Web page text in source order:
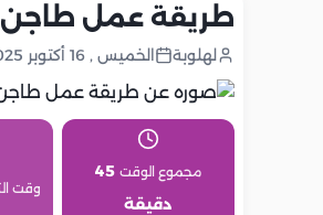
طريقة عمل طاجن
لهلوبة الخميس , 16 أكتوبر 2025 ,8:54 ص
مجموع الوقت 45
دقيقة
وقت